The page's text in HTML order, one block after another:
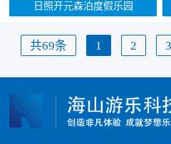
日照开元森泊度假乐园
共69条 1 2 3